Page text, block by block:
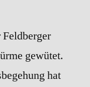
gewütet.
hat